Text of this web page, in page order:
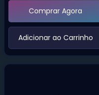
Comprar Agora
‌Adicionar ao Carrinho‌